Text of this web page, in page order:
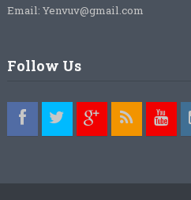
Email: Yenvuv@gmail.com
Follow Us